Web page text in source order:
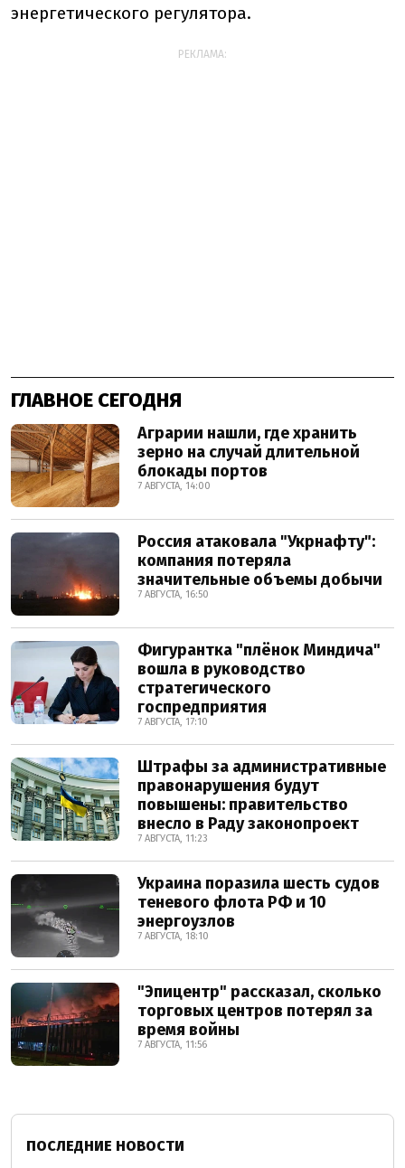
энергетического регулятора.
РЕКЛАМА:
ГЛАВНОЕ СЕГОДНЯ
Аграрии нашли, где хранить
зерно на случай длительной
блокады портов
7 АВГУСТА, 14:00
Россия атаковала "Укрнафту":
компания потеряла
значительные объемы добычи
7 АВГУСТА, 16:50
Фигурантка "плёнок Миндича"
вошла в руководство
стратегического
госпредприятия
7 АВГУСТА, 17:10
Штрафы за административные
правонарушения будут
повышены: правительство
внесло в Раду законопроект
7 АВГУСТА, 11:23
Украина поразила шесть судов
теневого флота РФ и 10
энергоузлов
7 АВГУСТА, 18:10
"Эпицентр" рассказал, сколько
торговых центров потерял за
время войны
7 АВГУСТА, 11:56
ПОСЛЕДНИЕ НОВОСТИ